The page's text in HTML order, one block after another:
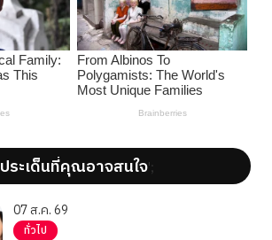
ประเด็นที่คุณอาจสนใจ';
07 ส.ค. 69
ทั่วไป